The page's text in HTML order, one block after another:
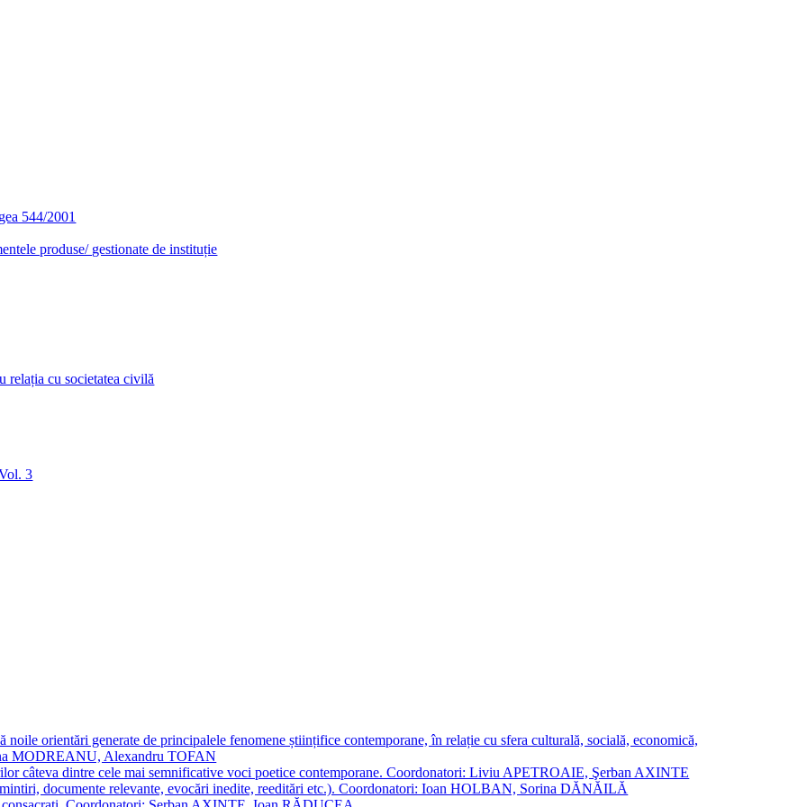
544/2001
produse/ gestionate de instituție
relația cu societatea civilă
noile orientări generate de principalele fenomene științifice contemporane, în relație cu sfera culturală, socială, economică,
MODREANU, Alexandru TOFAN
câteva dintre cele mai semnificative voci poetice contemporane. Coordonatori: Liviu APETROAIE, Şerban AXINTE
documente relevante, evocări inedite, reeditări etc.). Coordonatori: Ioan HOLBAN, Sorina DĂNĂILĂ